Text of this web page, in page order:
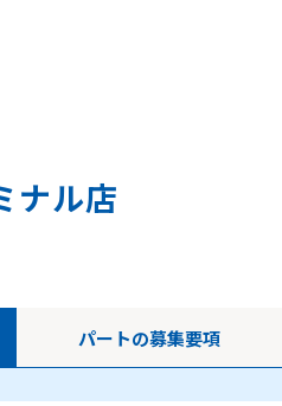
ナル店
パートの募集要項